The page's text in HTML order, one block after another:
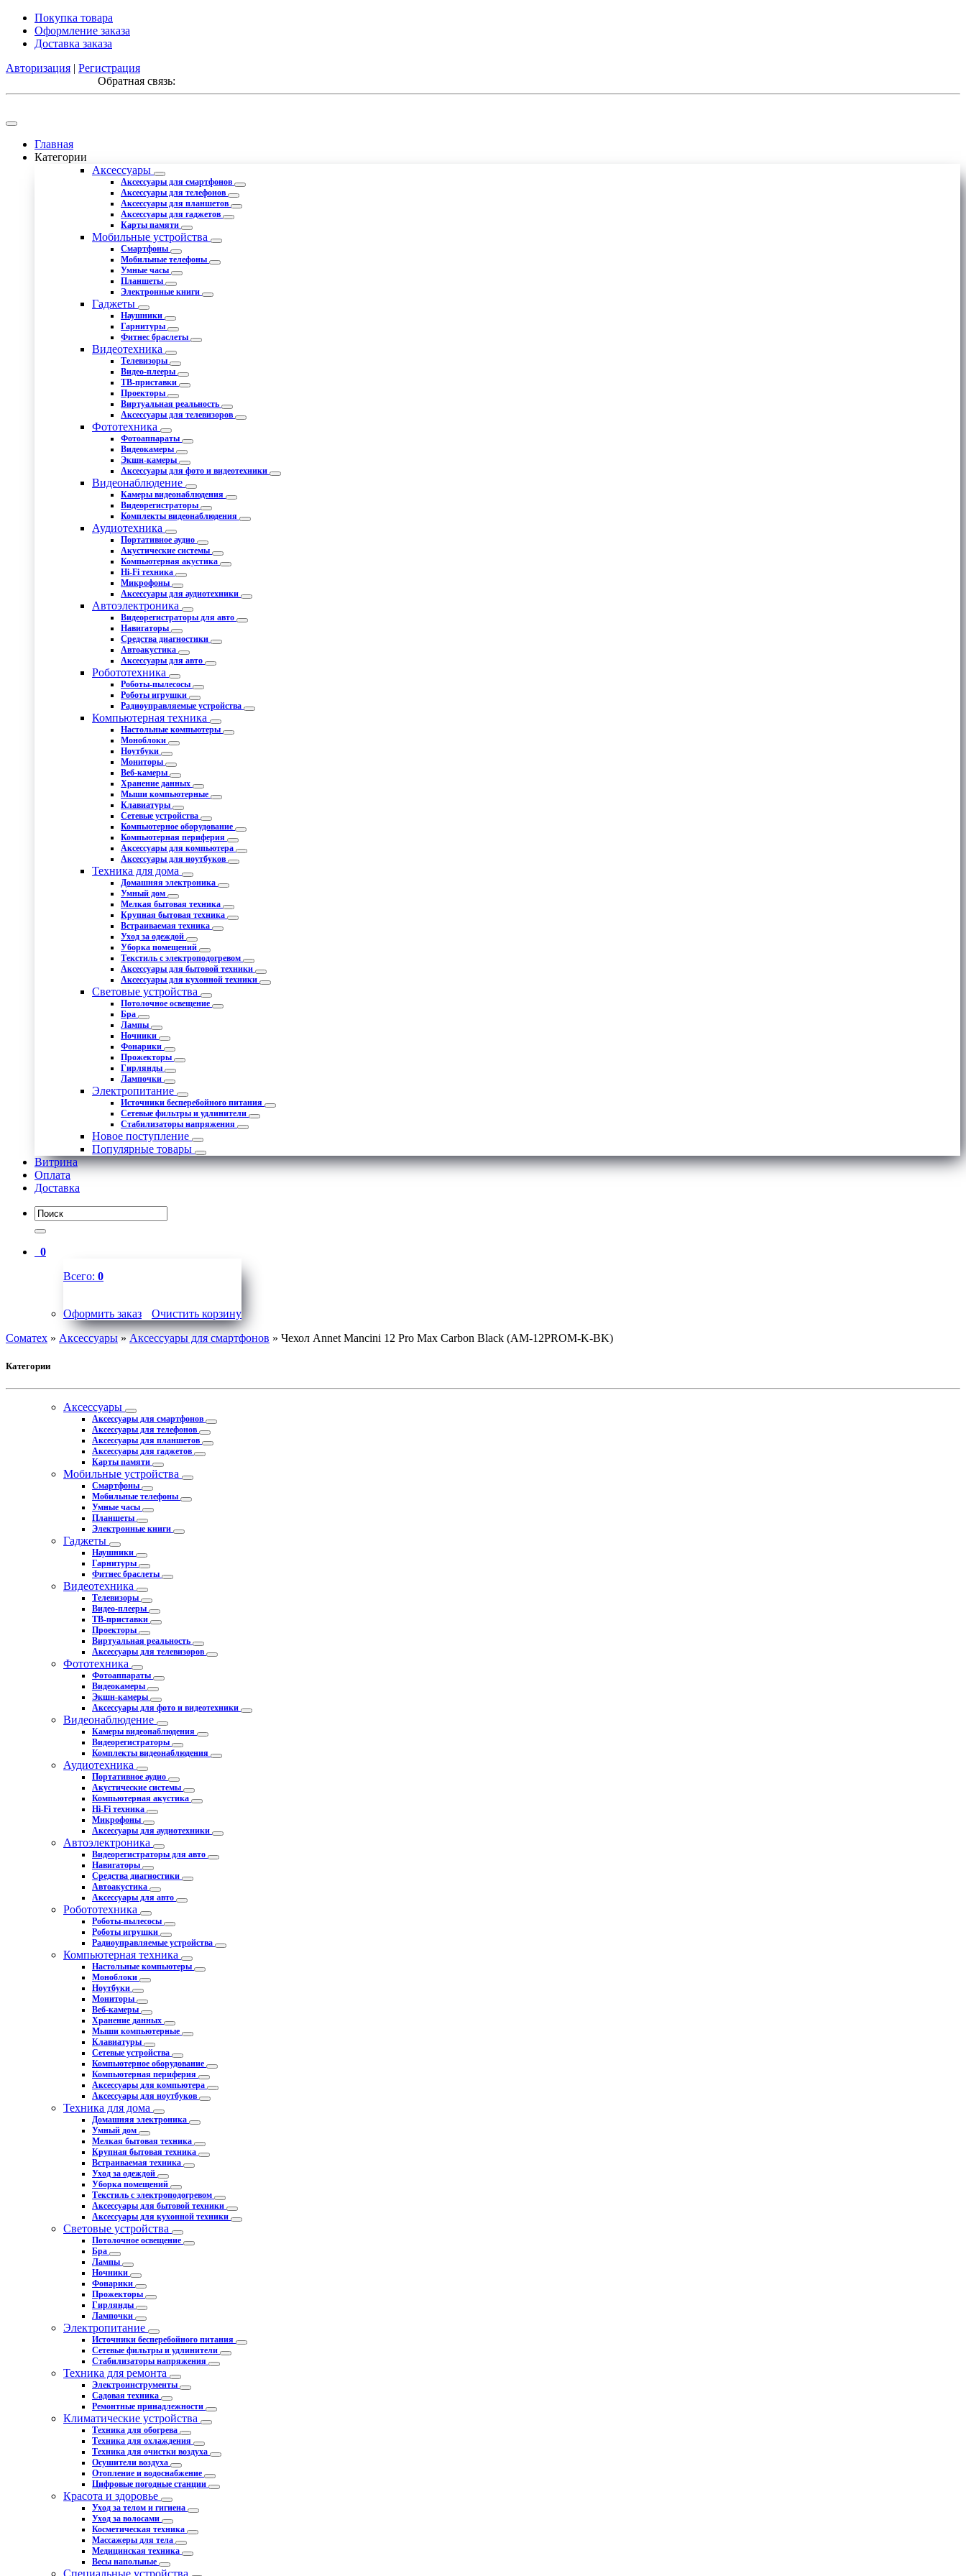
Покупка товара
Оформление заказа
Доставка заказа
Авторизация | Регистрация
Обратная связь:
Главная
Категории
Аксессуары
Аксессуары для смартфонов
Аксессуары для телефонов
Аксессуары для планшетов
Аксессуары для гаджетов
Карты памяти
Мобильные устройства
Смартфоны
Мобильные телефоны
Умные часы
Планшеты
Электронные книги
Гаджеты
Наушники
Гарнитуры
Фитнес браслеты
Видеотехника
Телевизоры
Видео-плееры
ТВ-приставки
Проекторы
Виртуальная реальность
Аксессуары для телевизоров
Фототехника
Фотоаппараты
Видеокамеры
Экшн-камеры
Аксессуары для фото и видеотехники
Видеонаблюдение
Камеры видеонаблюдения
Видеорегистраторы
Комплекты видеонаблюдения
Аудиотехника
Портативное аудио
Акустические системы
Компьютерная акустика
Hi-Fi техника
Микрофоны
Аксессуары для аудиотехники
Автоэлектроника
Видеорегистраторы для авто
Навигаторы
Средства диагностики
Автоакустика
Аксессуары для авто
Робототехника
Роботы-пылесосы
Роботы игрушки
Радиоуправляемые устройства
Компьютерная техника
Настольные компьютеры
Моноблоки
Ноутбуки
Мониторы
Веб-камеры
Хранение данных
Мыши компьютерные
Клавиатуры
Сетевые устройства
Компьютерное оборудование
Компьютерная периферия
Аксессуары для компьютера
Аксессуары для ноутбуков
Техника для дома
Домашняя электроника
Умный дом
Мелкая бытовая техника
Крупная бытовая техника
Встраиваемая техника
Уход за одеждой
Уборка помещений
Текстиль с электроподогревом
Аксессуары для бытовой техники
Аксессуары для кухонной техники
Световые устройства
Потолочное освещение
Бра
Лампы
Ночники
Фонарики
Прожекторы
Гирлянды
Лампочки
Электропитание
Источники бесперебойного питания
Сетевые фильтры и удлинители
Стабилизаторы напряжения
Новое поступление
Популярные товары
Витрина
Оплата
Доставка
0
Всего: 0
Оформить заказ
Очистить корзину
Соматех » Аксессуары»Аксессуары для смартфонов » Чехол Annet Mancini 12 Pro Max Сarbon Black (AM-12PROM-K-BK)
Категории
Аксессуары
Аксессуары для смартфонов
Аксессуары для телефонов
Аксессуары для планшетов
Аксессуары для гаджетов
Карты памяти
Мобильные устройства
Смартфоны
Мобильные телефоны
Умные часы
Планшеты
Электронные книги
Гаджеты
Наушники
Гарнитуры
Фитнес браслеты
Видеотехника
Телевизоры
Видео-плееры
ТВ-приставки
Проекторы
Виртуальная реальность
Аксессуары для телевизоров
Фототехника
Фотоаппараты
Видеокамеры
Экшн-камеры
Аксессуары для фото и видеотехники
Видеонаблюдение
Камеры видеонаблюдения
Видеорегистраторы
Комплекты видеонаблюдения
Аудиотехника
Портативное аудио
Акустические системы
Компьютерная акустика
Hi-Fi техника
Микрофоны
Аксессуары для аудиотехники
Автоэлектроника
Видеорегистраторы для авто
Навигаторы
Средства диагностики
Автоакустика
Аксессуары для авто
Робототехника
Роботы-пылесосы
Роботы игрушки
Радиоуправляемые устройства
Компьютерная техника
Настольные компьютеры
Моноблоки
Ноутбуки
Мониторы
Веб-камеры
Хранение данных
Мыши компьютерные
Клавиатуры
Сетевые устройства
Компьютерное оборудование
Компьютерная периферия
Аксессуары для компьютера
Аксессуары для ноутбуков
Техника для дома
Домашняя электроника
Умный дом
Мелкая бытовая техника
Крупная бытовая техника
Встраиваемая техника
Уход за одеждой
Уборка помещений
Текстиль с электроподогревом
Аксессуары для бытовой техники
Аксессуары для кухонной техники
Световые устройства
Потолочное освещение
Бра
Лампы
Ночники
Фонарики
Прожекторы
Гирлянды
Лампочки
Электропитание
Источники бесперебойного питания
Сетевые фильтры и удлинители
Стабилизаторы напряжения
Техника для ремонта
Электроинструменты
Садовая техника
Ремонтные принадлежности
Климатические устройства
Техника для обогрева
Техника для охлаждения
Техника для очистки воздуха
Осушители воздуха
Отопление и водоснабжение
Цифровые погодные станции
Красота и здоровье
Уход за телом и гигиена
Уход за волосами
Косметическая техника
Массажеры для тела
Медицинская техника
Весы напольные